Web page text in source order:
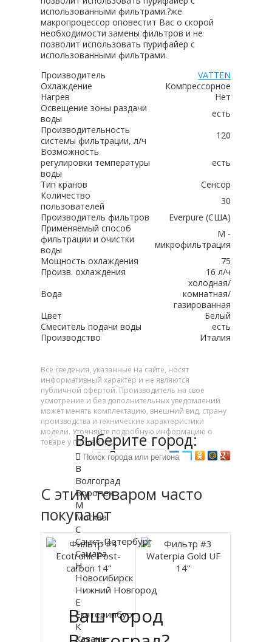
использованными фильтрами.?же
макропроцессор оповестит Вас о скорой
необходимости замены фильтров и не
позволит использовать пурифайер с
использованными фильтрами.
Производитель
VATTEN
Охлаждение
Компрессорное
Нагрев
Нет
Освещение зоны раздачи
воды
есть
Производительность
системы фильтрации, л/ч
120
Возможность
регулировки температуры
воды
есть
Тип кранов
Сенсор
Количество
пользователей
30
Производитель фильтров
Everpure (США)
Применяемый способ
фильтрации и очистки
воды
М -
микрофильтрация
Мощность охлаждения
75
Произв. охлаждения
16 л/ч
Вода
холодная/
комнатная/
газированная
Цвет
Белый
Смеситель подачи воды
есть
Производство
Италия
Все сведения, указанные на сайте, носят
информативный характер и не являются
публичной офертой. Производитель на свое
усмотрение и без дополнительных уведомлений
может менять комплектацию, внешний вид, страну
производства и технические характеристики
модели. Уточняйте подробную информацию о
товаре у продавцов.
Поделиться…
С этим товаром часто
покупают
Ваш город
Выберите город:
В
Волгоград
Воронеж
М
Москва
С
Санкт-Петербург
Самара
Н
Новосибирск
Нижний Новгород
Е
Екатеринбург
К
Казань